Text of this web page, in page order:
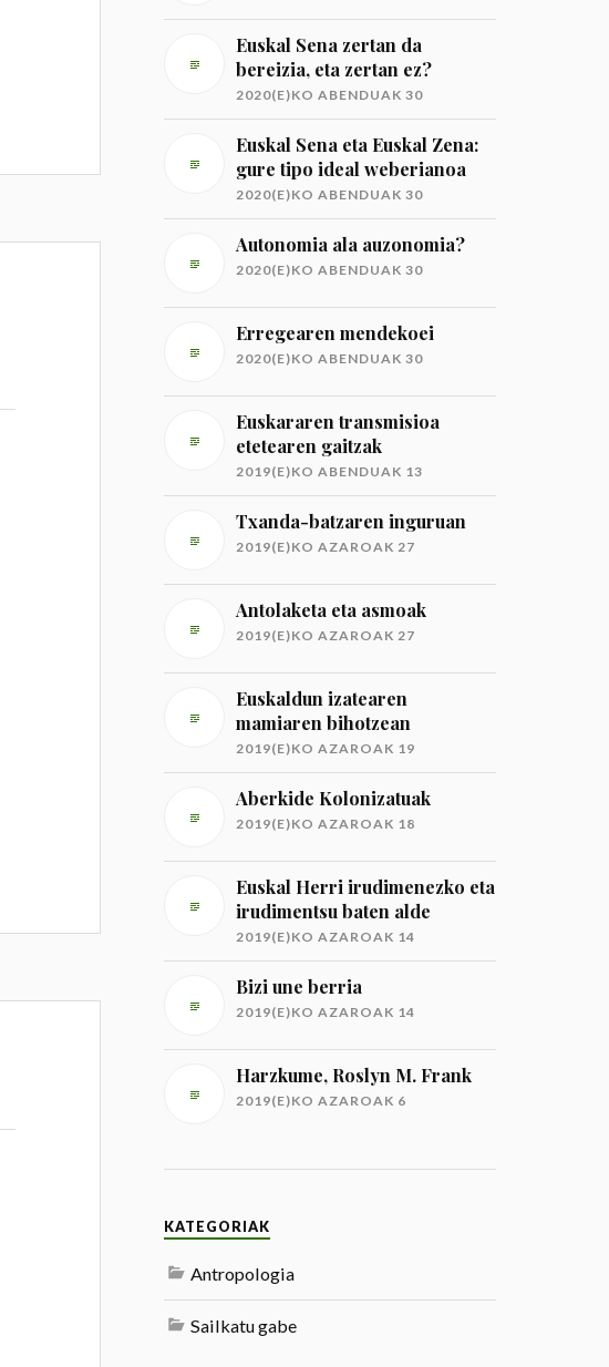
Euskal Sena zertan da
bereizia, eta zertan ez?
2020(E)KO ABENDUAK 30
Euskal Sena eta Euskal Zena:
gure tipo ideal weberianoa
2020(E)KO ABENDUAK 30
Autonomia ala auzonomia?
2020(E)KO ABENDUAK 30
Erregearen mendekoei
2020(E)KO ABENDUAK 30
Euskararen transmisioa
etetearen gaitzak
2019(E)KO ABENDUAK 13
Txanda-batzaren inguruan
2019(E)KO AZAROAK 27
Antolaketa eta asmoak
2019(E)KO AZAROAK 27
Euskaldun izatearen
mamiaren bihotzean
2019(E)KO AZAROAK 19
Aberkide Kolonizatuak
2019(E)KO AZAROAK 18
Euskal Herri irudimenezko eta
irudimentsu baten alde
2019(E)KO AZAROAK 14
Bizi une berria
2019(E)KO AZAROAK 14
Harzkume, Roslyn M. Frank
2019(E)KO AZAROAK 6
KATEGORIAK
Antropologia
Sailkatu gabe